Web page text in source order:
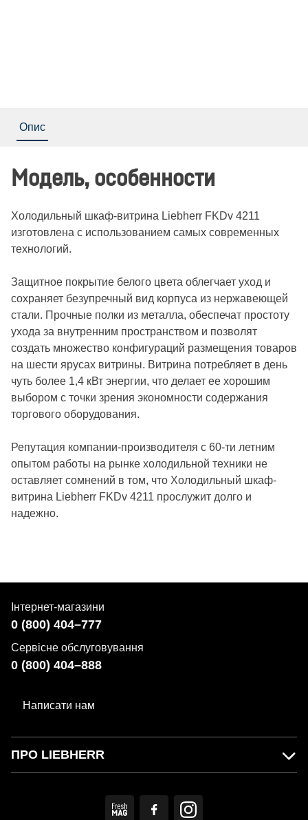
Опис
Модель, особенности
Холодильный шкаф-витрина Liebherr FKDv 4211
изготовлена с использованием самых современных
технологий.
Защитное покрытие белого цвета облегчает уход и
сохраняет безупречный вид корпуса из нержавеющей
стали. Прочные полки из металла, обеспечат простоту
ухода за внутренним пространством и позволят
создать множество конфигураций размещения товаров
на шести ярусах витрины. Витрина потребляет в день
чуть более 1,4 кВт энергии, что делает ее хорошим
выбором с точки зрения экономности содержания
торгового оборудования.
Репутация компании-производителя с 60-ти летним
опытом работы на рынке холодильной техники не
оставляет сомнений в том, что Холодильный шкаф-
витрина Liebherr FKDv 4211 прослужит долго и
надежно.
Інтернет-магазини
0 (800) 404–777
Сервісне обслуговування
0 (800) 404–888
Написати нам
ПРО LIEBHERR